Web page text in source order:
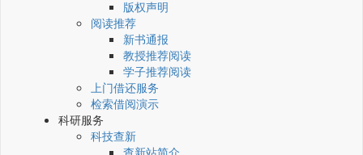
版权声明
阅读推荐
新书通报
教授推荐阅读
学子推荐阅读
上门借还服务
检索借阅演示
科研服务
科技查新